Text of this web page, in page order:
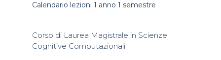
Calendario lezioni 1 anno 1 semestre
Corso di Laurea Magistrale in Scienze
Cognitive Computazionali